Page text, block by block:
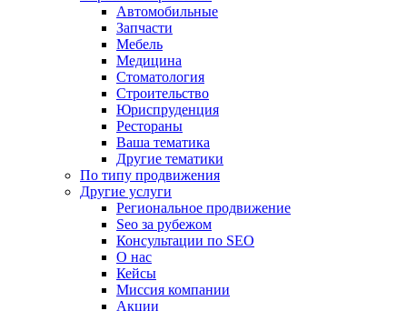
Автомобильные
Запчасти
Мебель
Медицина
Стоматология
Строительство
Юриспруденция
Рестораны
Ваша тематика
Другие тематики
По типу продвижения
Другие услуги
Региональное продвижение
Seo за рубежом
Консультации по SEO
О нас
Кейсы
Миссия компании
Акции